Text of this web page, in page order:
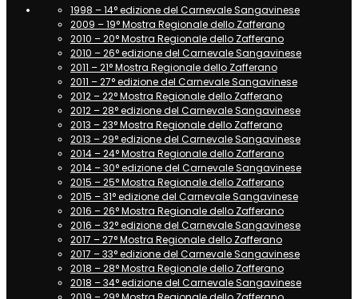
1998 – 14° edizione del Carnevale Sangavinese
2009 – 19° Mostra Regionale dello Zafferano
2010 – 20° Mostra Regionale dello Zafferano
2010 – 26° edizione del Carnevale Sangavinese
2011 – 21° Mostra Regionale dello Zafferano
2011 – 27° edizione del Carnevale Sangavinese
2012 – 22° Mostra Regionale dello Zafferano
2012 – 28° edizione del Carnevale Sangavinese
2013 – 23° Mostra Regionale dello Zafferano
2013 – 29° edizione del Carnevale Sangavinese
2014 – 24° Mostra Regionale dello Zafferano
2014 – 30° edizione del Carnevale Sangavinese
2015 – 25° Mostra Regionale dello Zafferano
2015 – 31° edizione del Carnevale Sangavinese
2016 – 26° Mostra Regionale dello Zafferano
2016 – 32° edizione del Carnevale Sangavinese
2017 – 27° Mostra Regionale dello Zafferano
2017 – 33° edizione del Carnevale Sangavinese
2018 – 28° Mostra Regionale dello Zafferano
2018 – 34° edizione del Carnevale Sangavinese